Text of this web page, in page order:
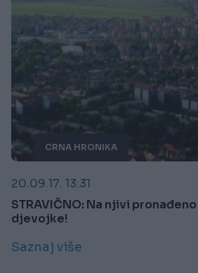
CRNA HRONIKA
20.09.17. 13:31
STRAVIČNO: Na njivi
djevojke!
Saznaj više